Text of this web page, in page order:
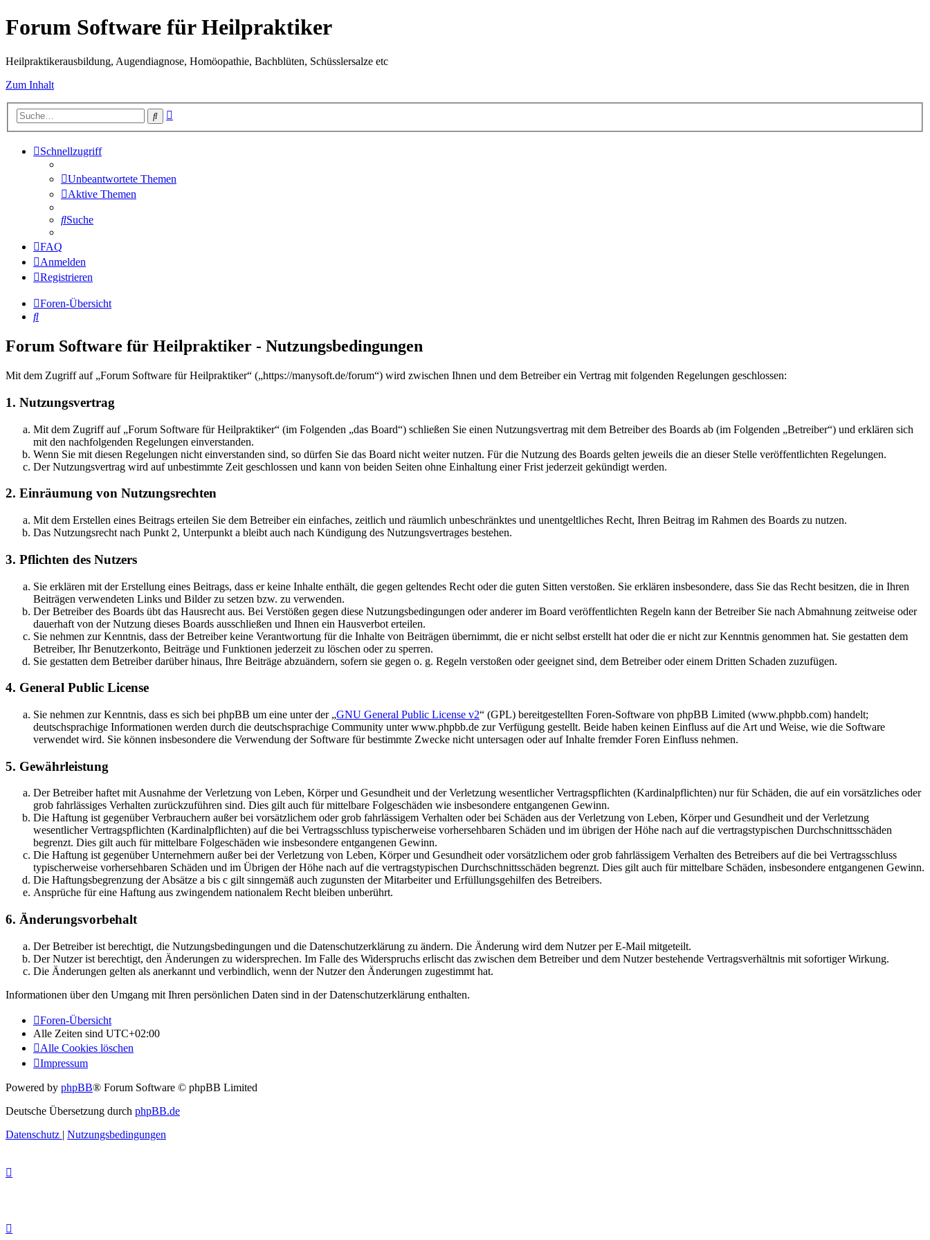
Forum Software für Heilpraktiker
Heilpraktikerausbildung, Augendiagnose, Homöopathie, Bachblüten, Schüsslersalze etc
Zum Inhalt
Suche
Schnellzugriff
Unbeantwortete Themen
Aktive Themen
Suche
FAQ
Anmelden
Registrieren
Foren-Übersicht
Suche
Forum Software für Heilpraktiker - Nutzungsbedingungen
Mit dem Zugriff auf „Forum Software für Heilpraktiker“ („https://manysoft.de/forum“) wird zwischen Ihnen und dem Betreiber ein Vertrag mit folgenden Regelungen geschlossen:
1. Nutzungsvertrag
Mit dem Zugriff auf „Forum Software für Heilpraktiker“ (im Folgenden „das Board“) schließen Sie einen Nutzungsvertrag mit dem Betreiber des Boards ab (im Folgenden „Betreiber“) und erklären sich
mit den nachfolgenden Regelungen einverstanden.
Wenn Sie mit diesen Regelungen nicht einverstanden sind, so dürfen Sie das Board nicht weiter nutzen. Für die Nutzung des Boards gelten jeweils die an dieser Stelle veröffentlichten Regelungen.
Der Nutzungsvertrag wird auf unbestimmte Zeit geschlossen und kann von beiden Seiten ohne Einhaltung einer Frist jederzeit gekündigt werden.
2. Einräumung von Nutzungsrechten
Mit dem Erstellen eines Beitrags erteilen Sie dem Betreiber ein einfaches, zeitlich und räumlich unbeschränktes und unentgeltliches Recht, Ihren Beitrag im Rahmen des Boards zu nutzen.
Das Nutzungsrecht nach Punkt 2, Unterpunkt a bleibt auch nach Kündigung des Nutzungsvertrages bestehen.
3. Pflichten des Nutzers
Sie erklären mit der Erstellung eines Beitrags, dass er keine Inhalte enthält, die gegen geltendes Recht oder die guten Sitten verstoßen. Sie erklären insbesondere, dass Sie das Recht besitzen, die in Ihren
Beiträgen verwendeten Links und Bilder zu setzen bzw. zu verwenden.
Der Betreiber des Boards übt das Hausrecht aus. Bei Verstößen gegen diese Nutzungsbedingungen oder anderer im Board veröffentlichten Regeln kann der Betreiber Sie nach Abmahnung zeitweise oder
dauerhaft von der Nutzung dieses Boards ausschließen und Ihnen ein Hausverbot erteilen.
Sie nehmen zur Kenntnis, dass der Betreiber keine Verantwortung für die Inhalte von Beiträgen übernimmt, die er nicht selbst erstellt hat oder die er nicht zur Kenntnis genommen hat. Sie gestatten dem
Betreiber, Ihr Benutzerkonto, Beiträge und Funktionen jederzeit zu löschen oder zu sperren.
Sie gestatten dem Betreiber darüber hinaus, Ihre Beiträge abzuändern, sofern sie gegen o. g. Regeln verstoßen oder geeignet sind, dem Betreiber oder einem Dritten Schaden zuzufügen.
4. General Public License
Sie nehmen zur Kenntnis, dass es sich bei phpBB um eine unter der „GNU General Public License v2“ (GPL) bereitgestellten Foren-Software von phpBB Limited (www.phpbb.com) handelt;
deutschsprachige Informationen werden durch die deutschsprachige Community unter www.phpbb.de zur Verfügung gestellt. Beide haben keinen Einfluss auf die Art und Weise, wie die Software
verwendet wird. Sie können insbesondere die Verwendung der Software für bestimmte Zwecke nicht untersagen oder auf Inhalte fremder Foren Einfluss nehmen.
5. Gewährleistung
Der Betreiber haftet mit Ausnahme der Verletzung von Leben, Körper und Gesundheit und der Verletzung wesentlicher Vertragspflichten (Kardinalpflichten) nur für Schäden, die auf ein vorsätzliches oder
grob fahrlässiges Verhalten zurückzuführen sind. Dies gilt auch für mittelbare Folgeschäden wie insbesondere entgangenen Gewinn.
Die Haftung ist gegenüber Verbrauchern außer bei vorsätzlichem oder grob fahrlässigem Verhalten oder bei Schäden aus der Verletzung von Leben, Körper und Gesundheit und der Verletzung
wesentlicher Vertragspflichten (Kardinalpflichten) auf die bei Vertragsschluss typischerweise vorhersehbaren Schäden und im übrigen der Höhe nach auf die vertragstypischen Durchschnittsschäden
begrenzt. Dies gilt auch für mittelbare Folgeschäden wie insbesondere entgangenen Gewinn.
Die Haftung ist gegenüber Unternehmern außer bei der Verletzung von Leben, Körper und Gesundheit oder vorsätzlichem oder grob fahrlässigem Verhalten des Betreibers auf die bei Vertragsschluss
typischerweise vorhersehbaren Schäden und im Übrigen der Höhe nach auf die vertragstypischen Durchschnittsschäden begrenzt. Dies gilt auch für mittelbare Schäden, insbesondere entgangenen Gewinn.
Die Haftungsbegrenzung der Absätze a bis c gilt sinngemäß auch zugunsten der Mitarbeiter und Erfüllungsgehilfen des Betreibers.
Ansprüche für eine Haftung aus zwingendem nationalem Recht bleiben unberührt.
6. Änderungsvorbehalt
Der Betreiber ist berechtigt, die Nutzungsbedingungen und die Datenschutzerklärung zu ändern. Die Änderung wird dem Nutzer per E-Mail mitgeteilt.
Der Nutzer ist berechtigt, den Änderungen zu widersprechen. Im Falle des Widerspruchs erlischt das zwischen dem Betreiber und dem Nutzer bestehende Vertragsverhältnis mit sofortiger Wirkung.
Die Änderungen gelten als anerkannt und verbindlich, wenn der Nutzer den Änderungen zugestimmt hat.
Informationen über den Umgang mit Ihren persönlichen Daten sind in der Datenschutzerklärung enthalten.
Foren-Übersicht
Alle Zeiten sind UTC+02:00
Alle Cookies löschen
Impressum
Powered by phpBB® Forum Software © phpBB Limited
Deutsche Übersetzung durch phpBB.de
Datenschutz | Nutzungsbedingungen